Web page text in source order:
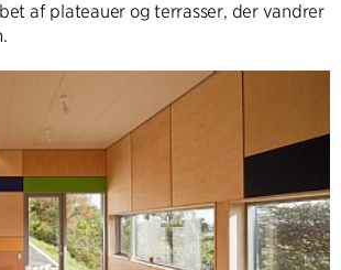
af plateauer og terrasser, der vandrer